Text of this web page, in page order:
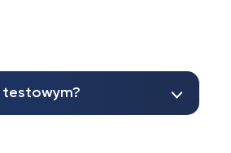
testowym?